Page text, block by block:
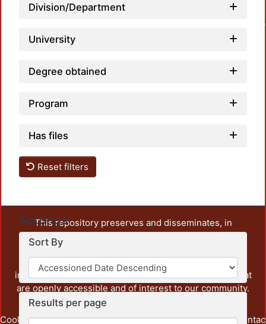
Division/Department
University
Degree obtained
Program
Has files
Reset filters
Settings
Sort By
Results per page
This repository preserves and disseminates, in
unrestricted open access, the teaching and research
output of UAM Azcapotzalco. It also includes some
administrative and graphic documents from the
institution, as well as content from other institutions that
are openly accessible and of interest to our community.
Cookie Privacy End User Send